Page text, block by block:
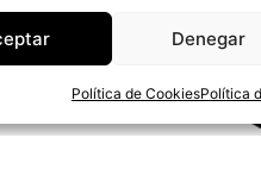
Denegar
Política de CookiesPolítica